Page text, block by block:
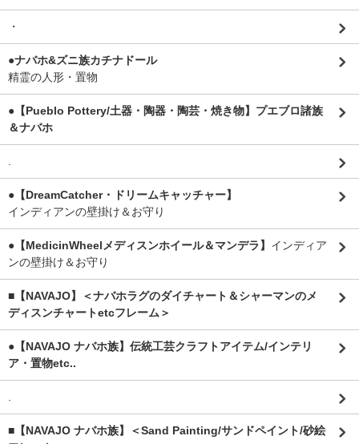
・
●ナバホ&ズニ族カチナドール
精霊の人形・置物
●【Pueblo Pottery/土器・陶器・陶芸・焼き物】プエブロ諸族
＆ナバホ
●【DreamCatcher・ドリームキャッチャー】
インディアンの壁掛け＆お守り
●【MedicinWheelメディスンホイール＆マンデラ】 インディア
ンの壁掛け＆お守り
■【NAVAJO】＜ナバホラグのダイチャート＆シャーマンのメ
ディスンチャートetcフレーム＞
●【NAVAJO ナバホ族】伝統工芸クラフトアイテム/インテリ
ア・置物etc..
■【NAVAJO ナバホ族】＜Sand Painting/サンドペイント/砂絵